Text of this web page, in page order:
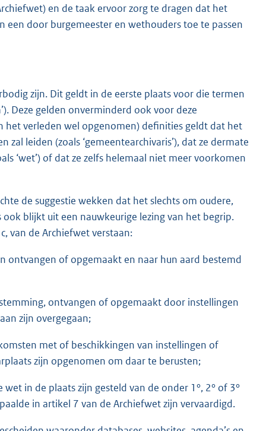
en de taak ervoor zorg te dragen dat het
een door burgemeester en wethouders toe te passen
zijn. Dit geldt in de eerste plaats voor die termen
Deze gelden onverminderd ook voor deze
het verleden wel opgenomen) definities geldt dat het
leiden (zoals ‘gemeentearchivaris’), dat ze dermate
‘wet’) of dat ze zelfs helemaal niet meer voorkomen
de suggestie wekken dat het slechts om oudere,
blijkt uit een nauwkeurige lezing van het begrip.
van de Archiefwet verstaan:
ontvangen of opgemaakt en naar hun aard bestemd
ontvangen of opgemaakt door instellingen
zijn overgegaan;
met of beschikkingen van instellingen of
zijn opgenomen om daar te berusten;
in de plaats zijn gesteld van de onder 1°, 2° of 3°
in artikel 7 van de Archiefwet zijn vervaardigd.